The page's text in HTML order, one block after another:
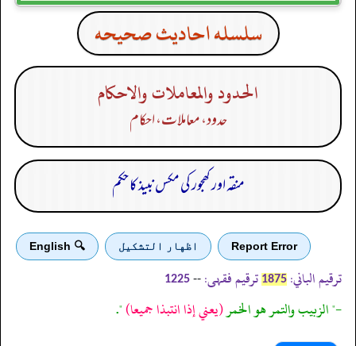
سلسله احاديث صحيحه
الحدود والمعاملات والاحكام
حدود، معاملات، احکام
منقہ اور کھجور کی مکس نبیذ کا حکم
Report Error اظهار التشكيل 🔍 English
ترقیم الباني: 1875 ترقیم فقہی: --
1225
-" الزبيب والتمر هو الخمر(يعني إذا انتبذا جميعا)".